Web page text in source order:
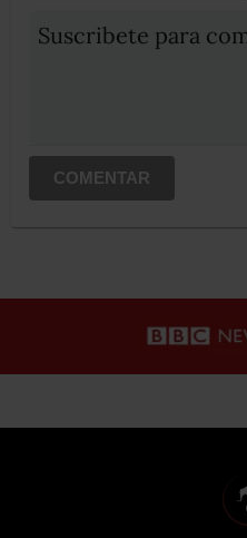
Suscribete para
COMENTAR